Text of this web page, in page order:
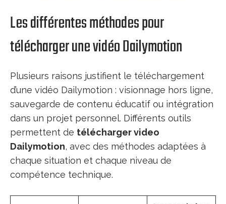
Les différentes méthodes pour
télécharger une vidéo Dailymotion
Plusieurs raisons justifient le téléchargement
d’une vidéo Dailymotion : visionnage hors ligne,
sauvegarde de contenu éducatif ou intégration
dans un projet personnel. Différents outils
permettent de télécharger video
Dailymotion, avec des méthodes adaptées à
chaque situation et chaque niveau de
compétence technique.